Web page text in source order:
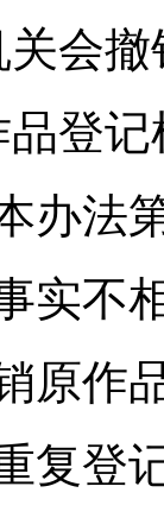
关会
登
办法
实不
原作
复登